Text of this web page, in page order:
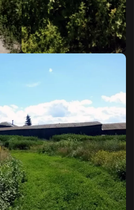
пользования, содержание
которых входит в
Мининского
Исетского округа.